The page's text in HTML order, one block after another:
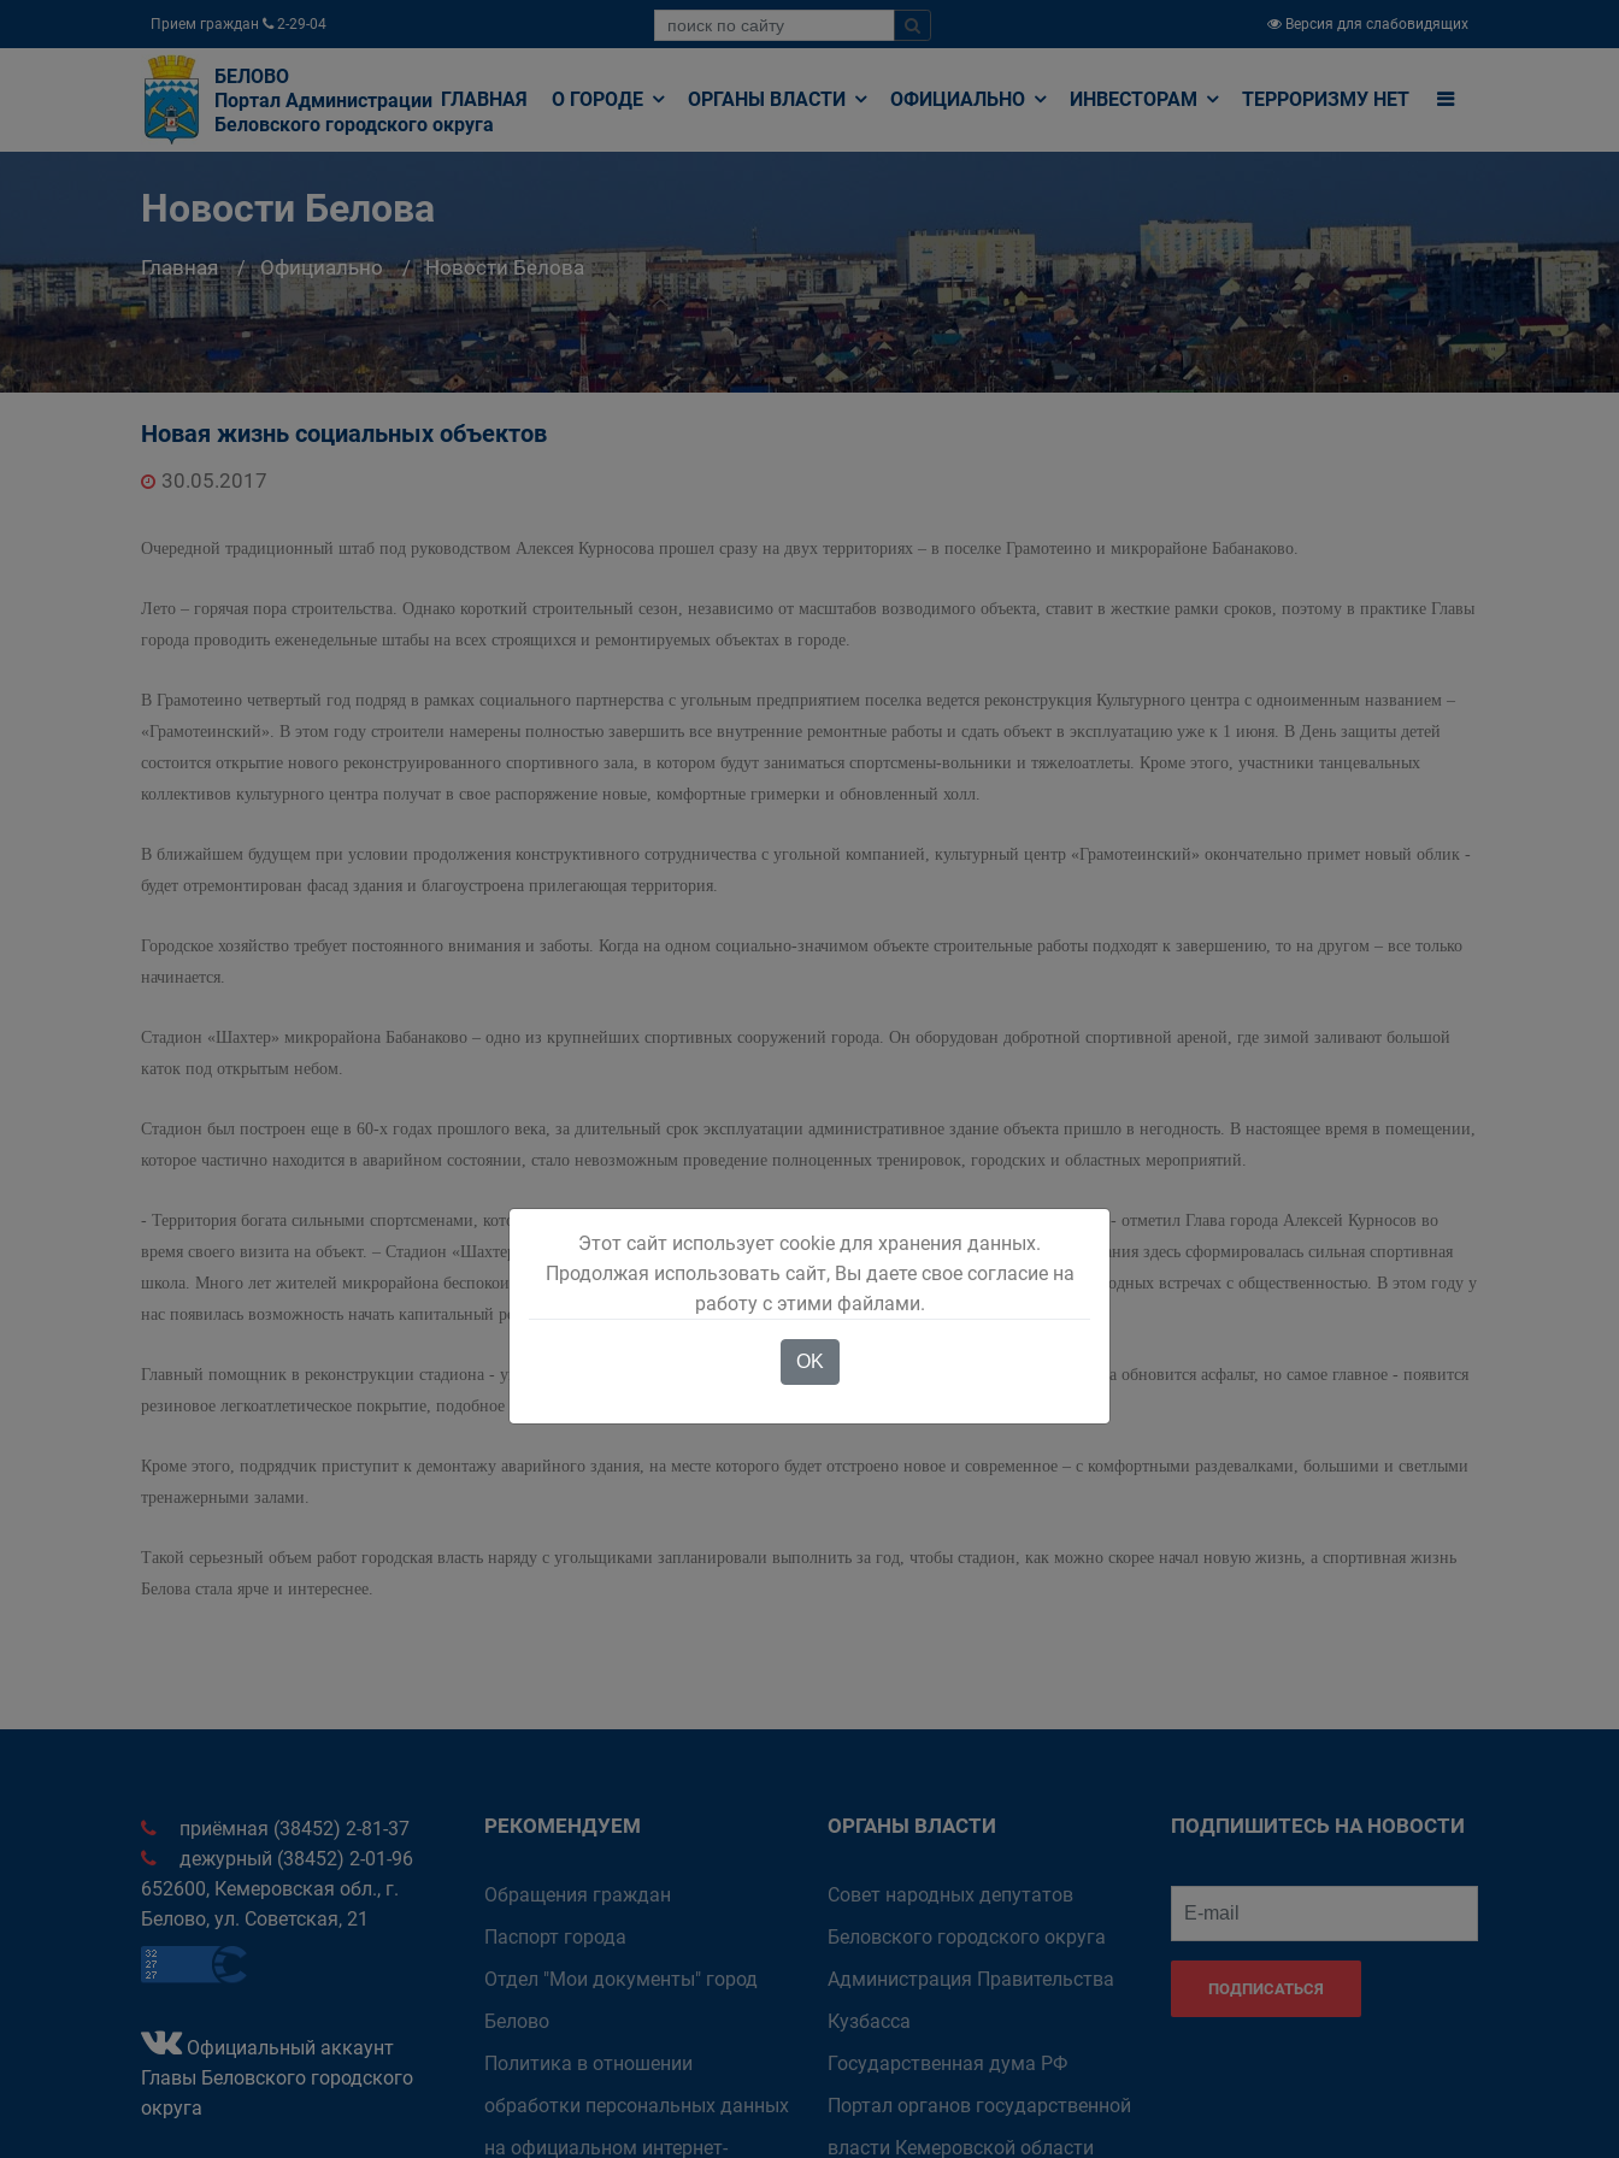
Прием граждан 2-29-04 Версия для слабовидящих
БЕЛОВО
Портал Администрации
Беловского городского округа
ГЛАВНАЯ О ГОРОДЕ ОРГАНЫ ВЛАСТИ ОФИЦИАЛЬНО ИНВЕСТОРАМ ТЕРРОРИЗМУ НЕТ
Новости Белова
Главная Официально Новости Белова
Новая жизнь социальных объектов
30.05.2017
Очередной традиционный штаб под руководством Алексея Курносова прошел сразу на двух территориях – в поселке Грамотеино и микрорайоне Бабанаково.
Лето – горячая пора строительства. Однако короткий строительный сезон, независимо от масштабов возводимого объекта, ставит в жесткие рамки сроков, поэтому в практике Главы
города проводить еженедельные штабы на всех строящихся и ремонтируемых объектах в городе.
В Грамотеино четвертый год подряд в рамках социального партнерства с угольным предприятием поселка ведется реконструкция Культурного центра с одноименным названием –
«Грамотеинский». В этом году строители намерены полностью завершить все внутренние ремонтные работы и сдать объект в эксплуатацию уже к 1 июня. В День защиты детей
состоится открытие нового реконструированного спортивного зала, в котором будут заниматься спортсмены-вольники и тяжелоатлеты. Кроме этого, участники танцевальных
коллективов культурного центра получат в свое распоряжение новые, комфортные гримерки и обновленный холл.
В ближайшем будущем при условии продолжения конструктивного сотрудничества с угольной компанией, культурный центр «Грамотеинский» окончательно примет новый облик -
будет отремонтирован фасад здания и благоустроена прилегающая территория.
Городское хозяйство требует постоянного внимания и заботы. Когда на одном социально-значимом объекте строительные работы подходят к завершению, то на другом – все только
начинается.
Стадион «Шахтер» микрорайона Бабанаково – одно из крупнейших спортивных сооружений города. Он оборудован добротной спортивной ареной, где зимой заливают большой
каток под открытым небом.
Стадион был построен еще в 60-х годах прошлого века, за длительный срок эксплуатации административное здание объекта пришло в негодность. В настоящее время в помещении,
которое частично находится в аварийном состоянии, стало невозможным проведение полноценных тренировок, городских и областных мероприятий.
- Территория богата сильными спортсменами, которые регулярно защищают честь города на соревнованиях самого разного уровня, - отметил Глава города Алексей Курносов во
время своего визита на объект. – Стадион «Шахтер» – место отдыха и занятий спортом и детей, и взрослых. За годы его существования здесь сформировалась сильная спортивная
школа. Много лет жителей микрорайона беспокоит судьба стадиона, вопрос о его реконструкции несколько раз поднимался на ежегодных встречах с общественностью. В этом году у
нас появилась возможность начать капитальный ремонт.
Главный помощник в реконструкции стадиона - угольная компания «ММК-Уголь». За счет спонсорских средств здесь в течение лета обновится асфальт, но самое главное - появится
резиновое легкоатлетическое покрытие, подобное тому, что постелили на стадионе «Энергетик» в Инском в прошлом году.
Кроме этого, подрядчик приступит к демонтажу аварийного здания, на месте которого будет отстроено новое и современное – с комфортными раздевалками, большими и светлыми
тренажерными залами.
Такой серьезный объем работ городская власть наряду с угольщиками запланировали выполнить за год, чтобы стадион, как можно скорее начал новую жизнь, а спортивная жизнь
Белова стала ярче и интереснее.
приёмная (38452) 2-81-37
дежурный (38452) 2-01-96
652600, Кемеровская обл., г.
Белово, ул. Советская, 21
Официальный аккаунт
Главы Беловского городского
округа
РЕКОМЕНДУЕМ
Обращения граждан
Паспорт города
Отдел "Мои документы" город
Белово
Политика в отношении
обработки персональных данных
на официальном интернет-
ОРГАНЫ ВЛАСТИ
Совет народных депутатов
Беловского городского округа
Администрация Правительства
Кузбасса
Государственная дума РФ
Портал органов государственной
власти Кемеровской области
ПОДПИШИТЕСЬ НА НОВОСТИ
ПОДПИСАТЬСЯ
Этот сайт использует cookie для хранения данных.
Продолжая использовать сайт, Вы даете свое согласие на
работу с этими файлами.
OK